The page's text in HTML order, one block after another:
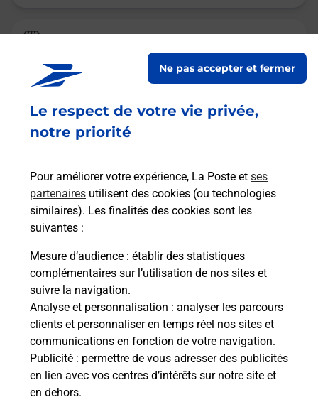
Le respect de votre vie privée,
notre priorité
Pour améliorer votre expérience, La Poste et ses
partenaires utilisent des cookies (ou technologies
similaires). Les finalités des cookies sont les
suivantes :
Mesure d’audience : établir des statistiques
complémentaires sur l’utilisation de nos sites et
suivre la navigation.
Analyse et personnalisation : analyser les parcours
clients et personnaliser en temps réel nos sites et
communications en fonction de votre navigation.
Publicité : permettre de vous adresser des publicités
en lien avec vos centres d’intérêts sur notre site et
en dehors.
Ne pas accepter et fermer
La Poste Agence Communale
CARCASSONNE MAIRIE
ouvre lundi à 09h00
21 RUE CROS MAYREVIEILLE
11000 CARCASSONNE
Malin !
La Poste
en ligne
Ouvert 24h/24
En savoir plus